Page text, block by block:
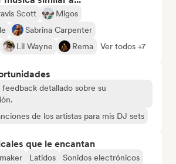
Scott
Migos
Sabrina Carpenter
Lil Wayne Rema Ver todos +7
feedback detallado sobre su
de los artistas para mis DJ sets
que le encantan
Latidos
Sonidos electrónicos